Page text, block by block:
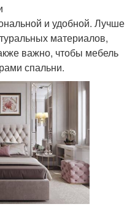
и удобной. Лучше
материалов,
важно, чтобы мебель
спальни.